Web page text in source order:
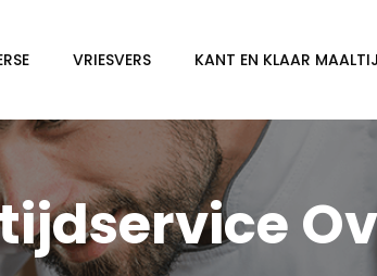
VRIESVERS KANT EN KLAAR